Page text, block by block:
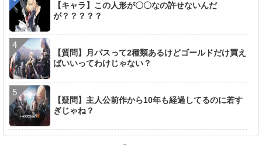
【キャラ】この人形が〇〇なの許せないんだ
が？？？？？
【質問】月パスって2種類あるけどゴールドだけ買え
ばいいってわけじゃない？
【疑問】主人公前作から10年も経過してるのに若す
ぎじゃね？